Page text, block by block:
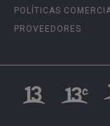
POLÍTICAS
PROVEEDORES